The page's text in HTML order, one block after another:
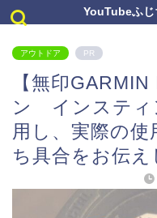
YouTubeふじ
アウトドア PR
【無印
ン インスティ
用し、実際の使
ち具合をお伝え